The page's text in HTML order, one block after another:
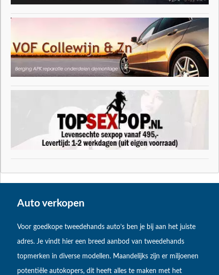
Auto verkopen
Voor goedkope tweedehands auto’s ben je bij aan het juiste
adres. Je vindt hier een breed aanbod van tweedehands
topmerken in diverse modellen. Maandelijks zijn er miljoenen
potentiële autokopers, dit heeft alles te maken met het